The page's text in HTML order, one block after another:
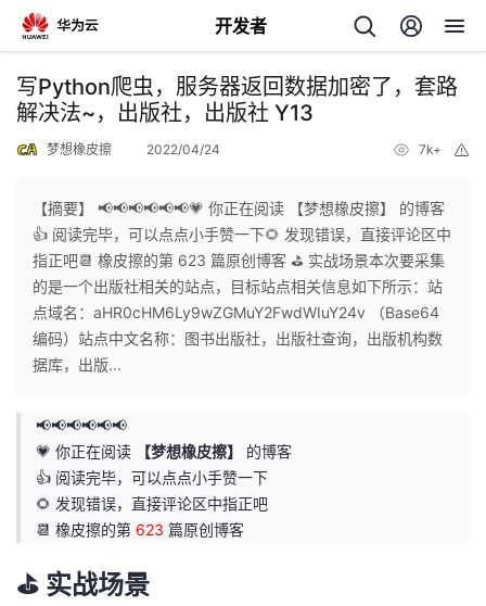
开发者
返
回
个
人
主
页
我
的
开
发
者
我
写Python爬虫，服务器返回数据加密了，套路
解决法~，出版社，出版社 Y13
梦想橡皮擦 2022/04/24 7k+
【摘要】 📢📢📢📢📢📢💗 你正在阅读 【梦想橡皮擦】 的博客
👍 阅读完毕，可以点点小手赞一下🌻 发现错误，直接评论区中
指正吧📆 橡皮擦的第 623 篇原创博客 ⛳️ 实战场景本次要采集
的是一个出版社相关的站点，目标站点相关信息如下所示：站
点域名：aHR0cHM6Ly9wZGMuY2FwdWIuY24v （Base64
编码）站点中文名称：图书出版社，出版社查询，出版机构数
据库，出版...
📢📢📢📢📢📢
💗 你正在阅读
【梦想橡皮擦】
的博客
👍 阅读完毕，可以点点小手赞一下
🌻 发现错误，直接评论区中指正吧
📆 橡皮擦的第 623 篇原创博客
⛳️ 实战场景